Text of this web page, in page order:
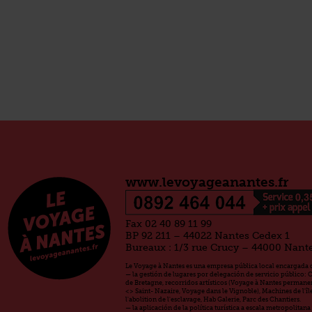
www.levoyageanantes.fr
Fax 02 40 89 11 99
BP 92 211 – 44022 Nantes Cedex 1
Bureaux : 1/3 rue Crucy – 44000
Le Voyage à Nantes es una empresa pública local encargada
— la gestión de lugares por delegación de servicio público:
de Bretagne, recorridos artísticos (Voyage à Nantes
<> Saint- Nazaire, Voyage dans le Vignoble), Machines de
l'abolition de l'esclavage, Hab Galerie, Parc des Chantiers.
— la aplicación de la política turística a escala metropolitana